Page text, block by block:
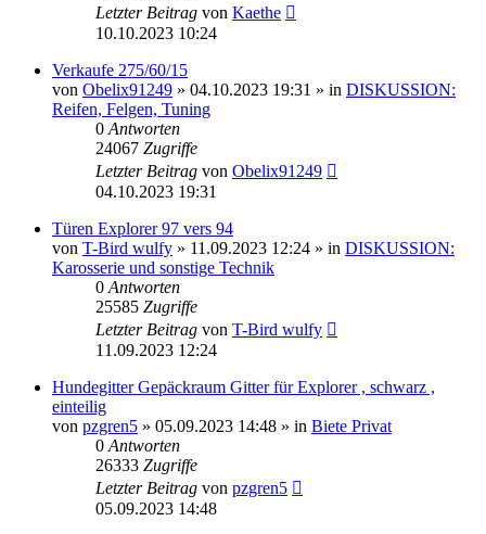
Letzter Beitrag von Kaethe
10.10.2023 10:24
Verkaufe 275/60/15
von Obelix91249 » 04.10.2023 19:31 » in DISKUSSION:
Reifen, Felgen, Tuning
0 Antworten
24067 Zugriffe
Letzter Beitrag von Obelix91249
04.10.2023 19:31
Türen Explorer 97 vers 94
von T-Bird wulfy » 11.09.2023 12:24 » in DISKUSSION:
Karosserie und sonstige Technik
0 Antworten
25585 Zugriffe
Letzter Beitrag von T-Bird wulfy
11.09.2023 12:24
Hundegitter Gepäckraum Gitter für Explorer , schwarz ,
einteilig
von pzgren5 » 05.09.2023 14:48 » in Biete Privat
0 Antworten
26333 Zugriffe
Letzter Beitrag von pzgren5
05.09.2023 14:48